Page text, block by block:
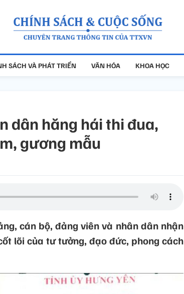
SÁCH VÀ PHÁT TRIỂN VĂN HÓA KHOA HỌC
dân hăng hái thi đua,
gương mẫu
cán bộ, đảng viên và nhân dân nhận
lõi của tư tưởng, đạo đức, phong cách